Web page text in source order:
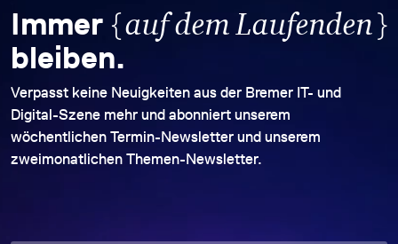
Immer {auf dem Laufenden}
bleiben.
Verpasst keine Neuigkeiten aus der Bremer IT- und
Digital-Szene mehr und abonniert unserem
wöchentlichen Termin-Newsletter und unserem
zweimonatlichen Themen-Newsletter.